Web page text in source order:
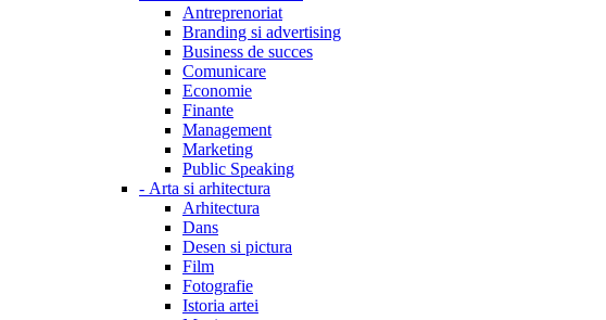
Antreprenoriat
Branding si advertising
Business de succes
Comunicare
Economie
Finante
Management
Marketing
Public Speaking
- Arta si arhitectura
Arhitectura
Dans
Desen si pictura
Film
Fotografie
Istoria artei